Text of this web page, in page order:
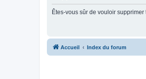
Êtes-vous sûr de vouloir
Accueil Index du forum